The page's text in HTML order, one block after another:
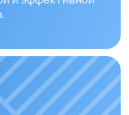
оплаты
клиентов